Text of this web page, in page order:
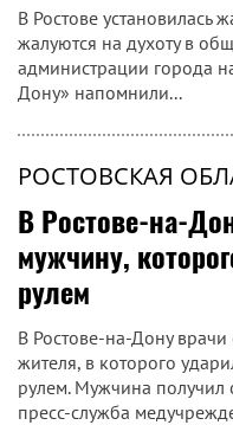
В Ростове установилась
жалуются на духоту в
администрации города
Дону» напомнили...
РОСТОВСКАЯ
В Ростове-на-
мужчину,
рулем
В Ростове-на-Дону врачи
жителя, в которого
рулем. Мужчина получил
пресс-служба